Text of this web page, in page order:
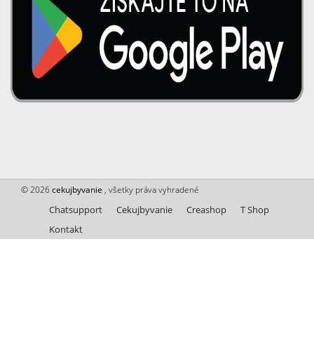
© 2026cekujbyvanie , všetky práva vyhradené
Chatsupport Cekujbyvanie Creashop
T Shop
Kontakt